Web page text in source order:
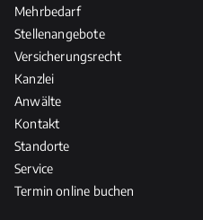
Mehrbedarf
Stellenangebote
Versicherungsrecht
Kanzlei
Anwälte
Kontakt
Standorte
Service
Termin online buchen